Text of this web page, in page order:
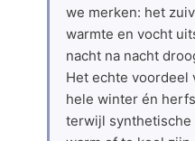
we merken: het
warmte en vocht
nacht na nacht
Het echte voordeel
hele winter én
terwijl synthetische